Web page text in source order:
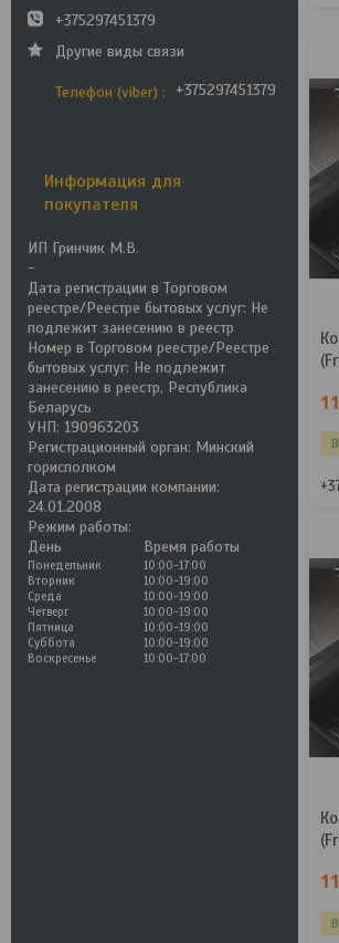
+375297451379
Другие виды связи
Телефон (viber) +375297451379
Информация для
покупателя
ИП Гринчик М.В.
-
Дата регистрации в Торговом
реестре/Реестре бытовых услуг: Не
подлежит занесению в реестр
Номер в Торговом реестре/Реестре
бытовых услуг: Не подлежит
занесению в реестр, Республика
Беларусь
УНП: 190963203
Регистрационный орган: Минский
горисполком
Дата регистрации компании:
24.01.2008
Режим работы:
День
Время работы
Понедельник
10:00-17:00
Вторник
10:00-19:00
Среда
10:00-19:00
Четверг
10:00-19:00
Пятница
10:00-19:00
Суббота
10:00-19:00
Воскресенье
10:00-17:00